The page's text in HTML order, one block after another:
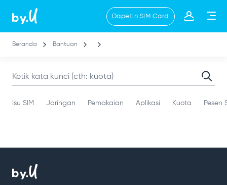
utama
Dapetin SIM Card
Beranda Bantuan
Isu SIM Jaringan Pemakaian Aplikasi Kuota Pesen